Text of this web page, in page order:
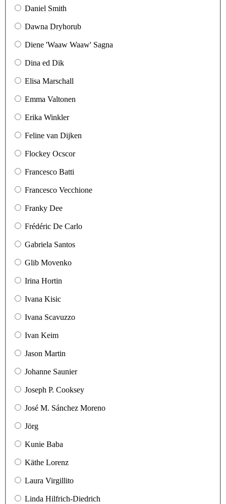
Daniel Smith
Dawna Dryhorub
Diene 'Waaw Waaw' Sagna
Dina ed Dik
Elisa Marschall
Emma Valtonen
Erika Winkler
Feline van Dijken
Flockey Ocscor
Francesco Batti
Francesco Vecchione
Franky Dee
Frédéric De Carlo
Gabriela Santos
Glib Movenko
Irina Hortin
Ivana Kisic
Ivana Scavuzzo
Ivan Keim
Jason Martin
Johanne Saunier
Joseph P. Cooksey
José M. Sánchez Moreno
Jörg
Kunie Baba
Käthe Lorenz
Laura Virgillito
Linda Hilfrich-Diedrich